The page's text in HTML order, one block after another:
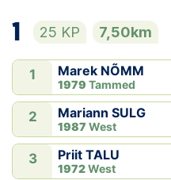
Dokumendid
Klubid
Suletud maastikud
Püsirajad
Ajalugu
1 25 KP 7,50km
1 Marek NÕMM
1979 Tammed
2 Mariann SULG
1987 West
3 Priit TALU
1972West